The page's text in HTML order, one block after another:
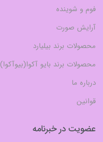
فوم و شوینده
آرایش صورت
محصولات برند بیلیارد
محصولات برند بایو آکوا(بیوآکوا)
درباره ما
قوانین
عضویت در خبرنامه